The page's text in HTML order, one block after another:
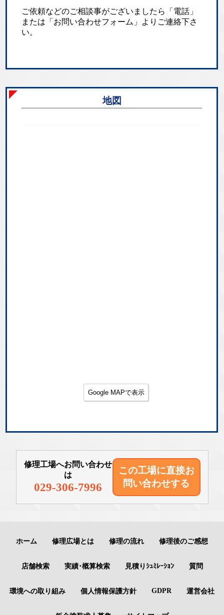
ご依頼などのご相談事がございましたら「電話」
または「お問い合わせフォーム」よりご連絡下さ
い。
地図
Google MAPで表示
修理工場へお問い合わせ
は
029-306-7996
この工場に直接お
問い合わせする
ホーム 修理広場とは 修理の流れ 修理後のご感想
店舗検索 実績･概算検索 見積りｼｭﾐﾚｰｼｮﾝ 質問
環境への取り組み 個人情報保護方針 GDPR 運営会社